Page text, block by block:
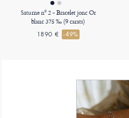
Saturne nº 2 - Bracelet jonc Or
blanc 375 ‰ (9 carats)
1890 € -49%